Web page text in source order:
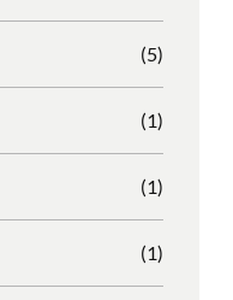
(5)
(1)
(1)
(1)